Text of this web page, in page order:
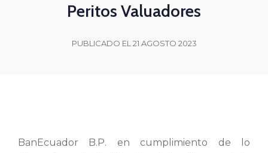
Peritos Valuadores
PUBLICADO EL 21 AGOSTO 2023
BanEcuador B.P. en cumplimiento de lo